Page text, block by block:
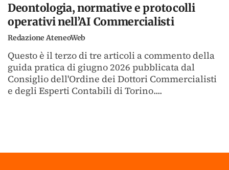
Deontologia, normative e protocolli
operativi nell’AI Commercialisti
Redazione AteneoWeb
Questo è il terzo di tre articoli a commento della
guida pratica di giugno 2026 pubblicata dal
Consiglio dell'Ordine dei Dottori Commercialisti
e degli Esperti Contabili di Torino....